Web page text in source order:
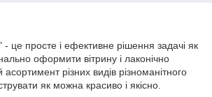
це просте і ефективне рішення задачі як
оформити вітрину і лаконічно
різних видів різноманітного
як можна красиво і якісно.